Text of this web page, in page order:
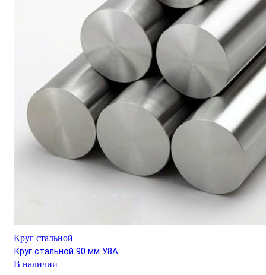
Круг стальной
Круг стальной 90 мм У8А
В наличии